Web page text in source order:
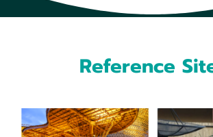
Reference